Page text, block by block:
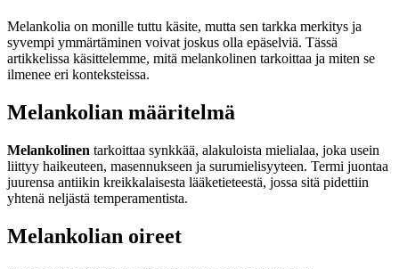
Melankolia on monille tuttu käsite, mutta sen tarkka merkitys ja
syvempi ymmärtäminen voivat joskus olla epäselviä. Tässä
artikkelissa käsittelemme, mitä melankolinen tarkoittaa ja miten se
ilmenee eri konteksteissa.
Melankolian määritelmä
Melankolinen tarkoittaa synkkää, alakuloista mielialaa, joka usein
liittyy haikeuteen, masennukseen ja surumielisyyteen. Termi juontaa
juurensa antiikin kreikkalaisesta lääketieteestä, jossa sitä pidettiin
yhtenä neljästä temperamentista.
Melankolian oireet